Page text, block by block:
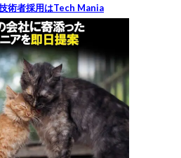
技術者採用はTech Mania